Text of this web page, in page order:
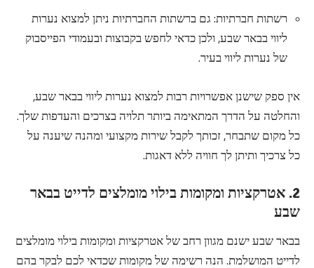
רשתות חברתיות: גם ברשתות החברתיות ניתן למצוא נערות
ליווי בבאר שבע, ולכן כדאי לחפש בקבוצות ובעמודי הפייסבוק
של נערות ליווי בעיר.
אין ספק שישנן אפשרויות רבות למצוא נערות ליווי בבאר שבע,
והחלטה על הדרך המתאימה ביותר תלויה בצרכים והעדפות שלך.
כל מקום שתבחר, זכותך לקבל שירות מקצועי ומהנה שיענה על
כל צרכיך ותיתן לך חוויה ללא דאגות.
2. אטרקציות ומקומות בילוי מומלצים לדייט בבאר
שבע
בבאר שבע ישנם מגוון רחב של אטרקציות ומקומות בילוי מומלצים
לדייט המושלמת. הנה רשימה של מקומות שכדאי לכם לבקר בהם